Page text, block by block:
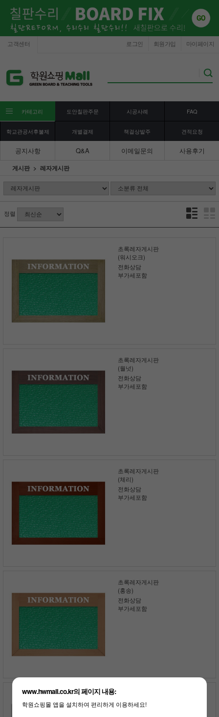
고객센터 마이페이지
회원가입
로그인
카테고리 도안칠판주문 시공사례 FAQ
학교관공서후불제 개별결제 책걸상발주 견적요청
공지사항 Q&A 이메일문의 사용후기
게시판 레자게시판
정렬
초록레자게시판
(워시오크)
전화상담
부가세포함
초록레자게시판
(월넛)
전화상담
부가세포함
초록레자게시판
(체리)
전화상담
부가세포함
초록레자게시판
(홍송)
전화상담
부가세포함
(화이트)
www.hwmall.co.kr의 페이지 내용:
학원쇼핑몰 앱을 설치하여 편리하게 이용하세요!